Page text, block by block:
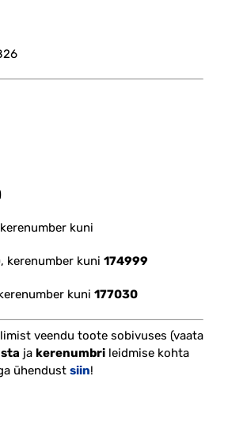
kuni
kerenumber kuni 174999
kuni 177030
veendu toote sobivuses (vaata
ja kerenumbri leidmise kohta
ühendust siin!